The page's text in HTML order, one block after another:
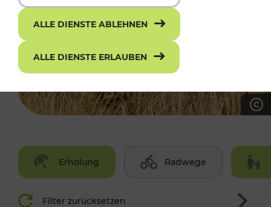
Erholung Radwege
Filter zurücksetzen
ALLE DIENSTE ABLEHNEN
ALLE DIENSTE ERLAUBEN